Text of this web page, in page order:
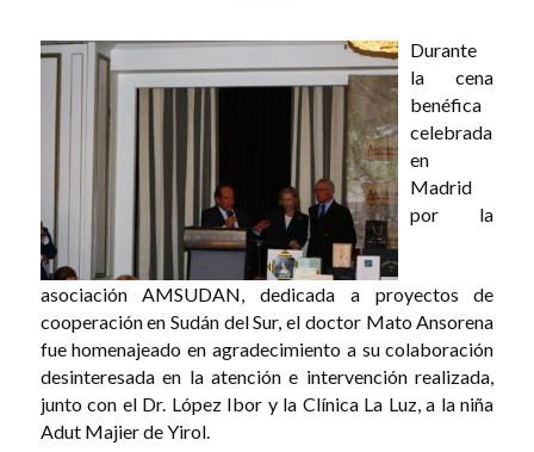
Durante
la cena
benéfica
celebrada
en
Madrid
por la
asociación AMSUDAN, dedicada a proyectos de
cooperación en Sudán del Sur, el doctor Mato Ansorena
fue homenajeado en agradecimiento a su colaboración
desinteresada en la atención e intervención realizada,
junto con el Dr. López Ibor y la Clínica La Luz, a la niña
Adut Majier de Yirol.